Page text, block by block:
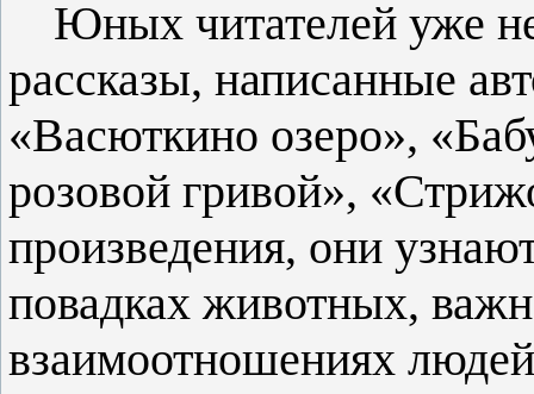
Юных читателей уже
рассказы, написанные
«Васюткино озеро»,
розовой гривой»,
произведения, они
повадках животных,
взаимоотношениях